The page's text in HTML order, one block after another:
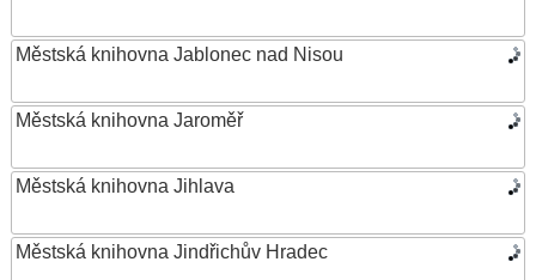
Městská knihovna Jablonec nad Nisou
Městská knihovna Jaroměř
Městská knihovna Jihlava
Městská knihovna Jindřichův Hradec